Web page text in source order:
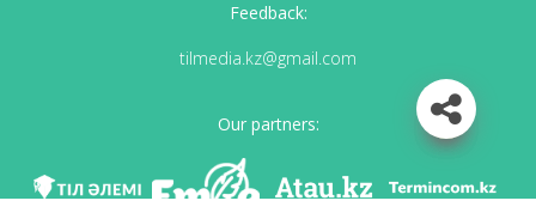
Feedback:
tilmedia.kz@gmail.com
Our partners: